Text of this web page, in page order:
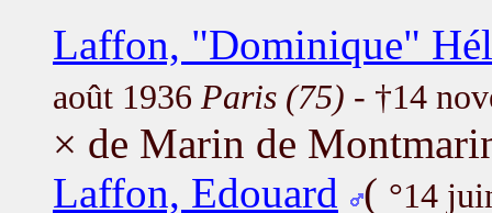
Laffon, "Dominique"
août 1936 Paris (75) - †14
× de Marin de
Laffon, Edouard
( °14